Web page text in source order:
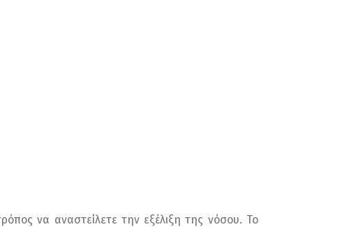
να αναστείλετε την εξέλιξη της νόσου. Το